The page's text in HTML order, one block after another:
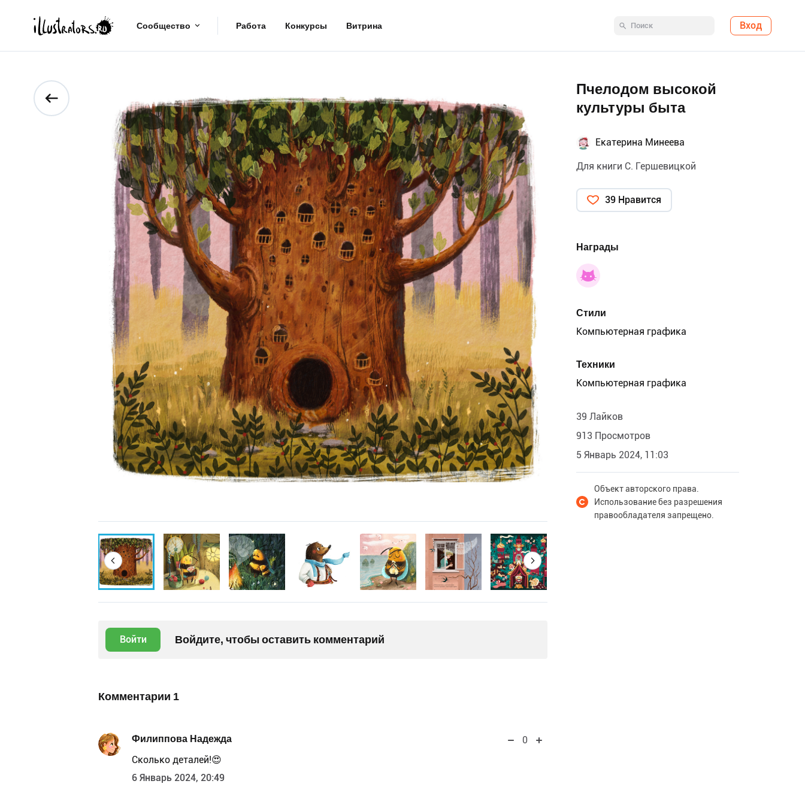
Сообщество Работа Конкурсы Витрина Вход
Войти Войдите, чтобы оставить комментарий
Комментарии 1
Филиппова Надежда
0
Сколько деталей!😍
6 Январь 2024, 20:49
Пчелодом высокой
культуры быта
Екатерина Минеева
Для книги С. Гершевицкой
39 Нравится
Награды
Стили
Компьютерная графика
Техники
Компьютерная графика
39 Лайков
913 Просмотров
5 Январь 2024, 11:03
Объект авторского права.
Использование без разрешения
правообладателя запрещено.